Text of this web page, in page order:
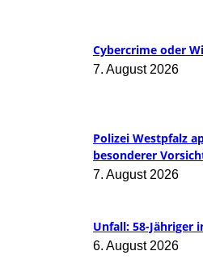
Cybercrime oder
7. August 2026
Polizei Westpfalz
besonderer
7. August 2026
Unfall: 58-Jähriger
6. August 2026